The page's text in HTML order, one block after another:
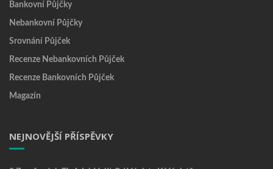
Bankovní Půjčky
Nebankovní Půjčky
Srovnání Půjček
Recenze Nebankovních Půjček
Recenze Bankovních Půjček
Magazín
NEJNOVĚJŠÍ PŘÍSPĚVKY